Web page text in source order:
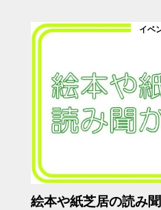
イベ
絵本や紙芝居の読み